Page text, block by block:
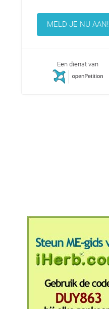
MELD JE NU AAN!
Een dienst van